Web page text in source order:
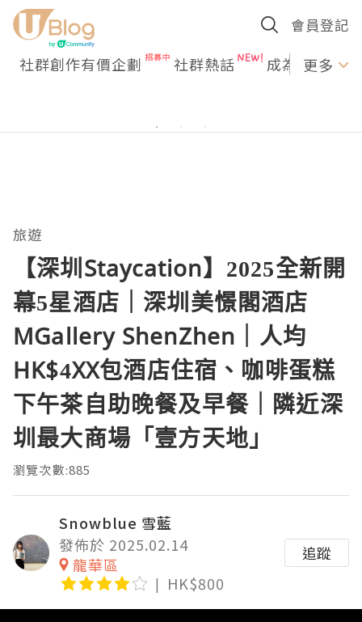
會員登記
社群創作有價企劃 社群熱話 成為U更多
旅遊
【深圳Staycation】2025全新開
幕5星酒店｜深圳美憬閣酒店
MGallery ShenZhen｜人均
HK$4XX包酒店住宿、咖啡蛋糕
下午茶自助晚餐及早餐｜隣近深
圳最大商場「壹方天地」
瀏覽次數:885
Snowblue 雪藍
發佈於 2025.02.14
龍華區
HK$800
追蹤